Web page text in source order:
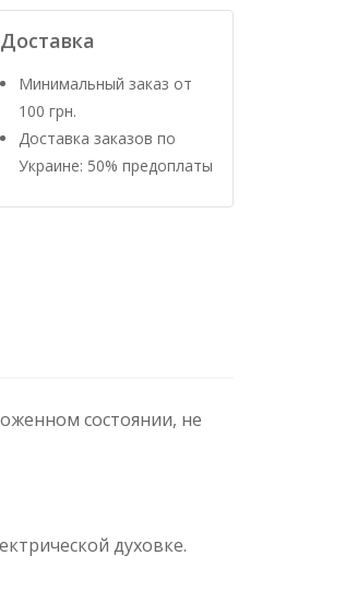
Минимальный заказ от
100 грн.
Доставка заказов по
Украине: 50% предоплаты
состоянии, не
духовке.